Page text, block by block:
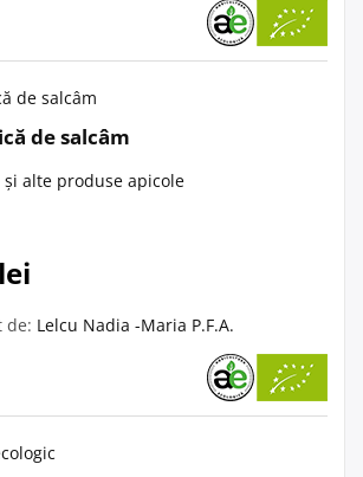
de salcâm
și alte produse apicole
de: Lelcu Nadia -Maria P.F.A.